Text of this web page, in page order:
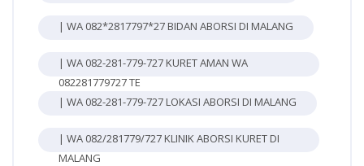
| WA 082*2817797*27 BIDAN ABORSI DI MALANG
| WA 082-281-779-727 KURET AMAN WA
082281779727 TE
| WA 082-281-779-727 LOKASI ABORSI DI MALANG
| WA 082/281779/727 KLINIK ABORSI KURET DI
MALANG